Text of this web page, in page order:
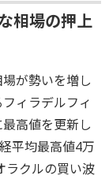
相場の押上
が勢いを増し
ィラデルフィ
高値を更新し
平均最高値4万
クルの買い波